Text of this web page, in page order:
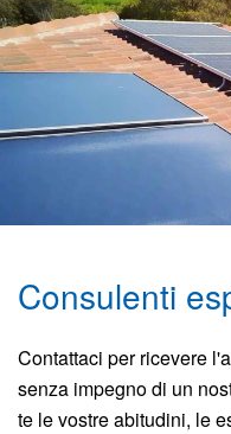
Consulenti
Contattaci per ricevere
senza impegno di un
te le vostre abitudini, le